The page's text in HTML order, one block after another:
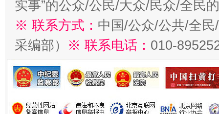
实事”的公众/公民/大众/民众/全民
※ 联系方式： 中国/公众/公共/全
采编部） ※ 联系电话： 010-